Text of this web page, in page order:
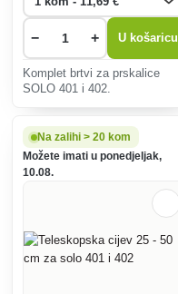
− + U košaricu
Komplet brtvi za prskalice
SOLO 401 i 402.
Na zalihi > 20 kom
Možete imati u ponedjeljak,
10.08.